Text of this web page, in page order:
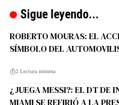
Sigue leyendo...
ROBERTO MOURAS: EL
SÍMBOLO DEL
2 Lectura mínima
¿JUEGA MESSI?: EL DT DE
MIAMI SE REFIRIÓ A LA